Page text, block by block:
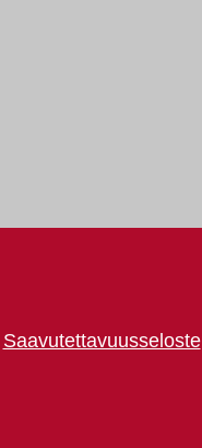
Saavutettavuusseloste